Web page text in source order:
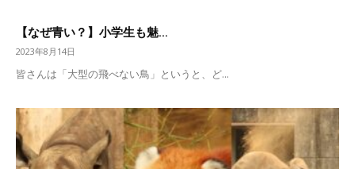
【なぜ青い？】小学生も魅...
2023年8月14日
皆さんは「大型の飛べない鳥」というと、ど...